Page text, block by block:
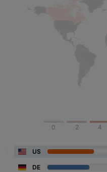
0 2 4
US
DE